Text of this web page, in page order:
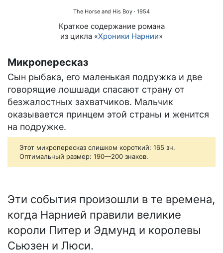
The Horse and His Boy · 1954
Краткое содержание романа
из цикла «Хроники Нарнии»
Микропересказ
Сын рыбака, его маленькая подружка и две
говорящие лошшади спасают страну от
безжалостных захватчиков. Мальчик
оказывается принцем этой страны и женится
на подружке.
Этот микропересказ слишком короткий: 165 зн.
Оптимальный размер: 190—200 знаков.
Эти события произошли в те времена,
когда Нарнией правили великие
короли Питер и Эдмунд и королевы
Сьюзен и Люси.